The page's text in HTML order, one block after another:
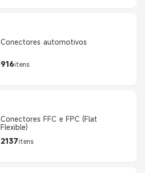
Conectores automotivos
916itens
Conectores FFC e FPC (Flat
Flexible)
2137itens